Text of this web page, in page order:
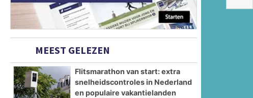
MEEST GELEZEN
Flitsmarathon van start: extra
snelheidscontroles in Nederland
en populaire vakantielanden